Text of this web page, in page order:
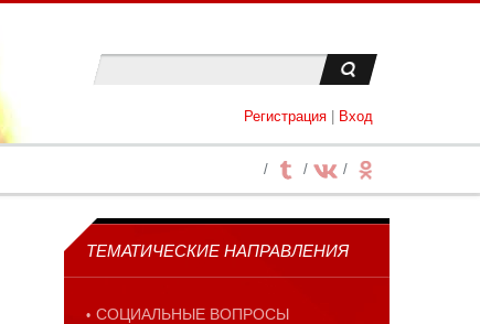
Регистрация Вход
ТЕМАТИЧЕСКИЕ НАПРАВЛЕНИЯ
СОЦИАЛЬНЫЕ ВОПРОСЫ